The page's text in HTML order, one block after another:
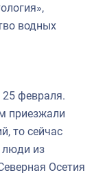
водных
25 февраля.
приезжали
то сейчас
люди из
Осетия